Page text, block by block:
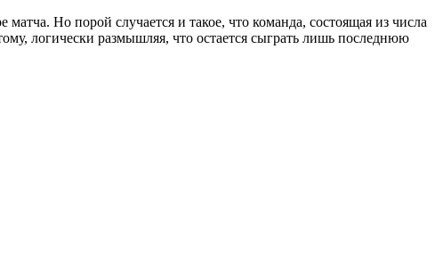
Но порой случается и такое, что команда, состоящая из числа
логически размышляя, что остается сыграть лишь последнюю